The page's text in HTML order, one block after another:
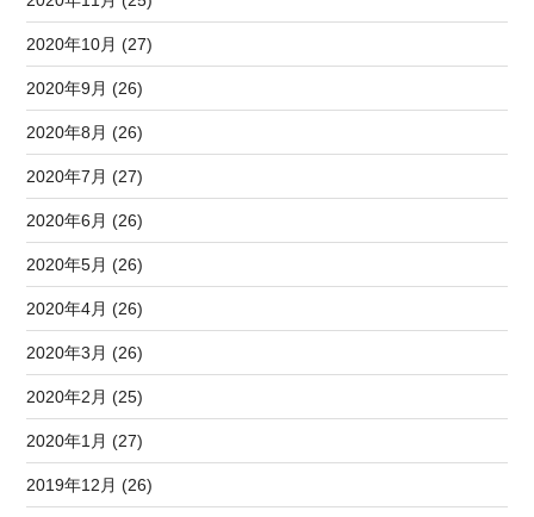
2020年10月 (27)
2020年9月 (26)
2020年8月 (26)
2020年7月 (27)
2020年6月 (26)
2020年5月 (26)
2020年4月 (26)
2020年3月 (26)
2020年2月 (25)
2020年1月 (27)
2019年12月 (26)